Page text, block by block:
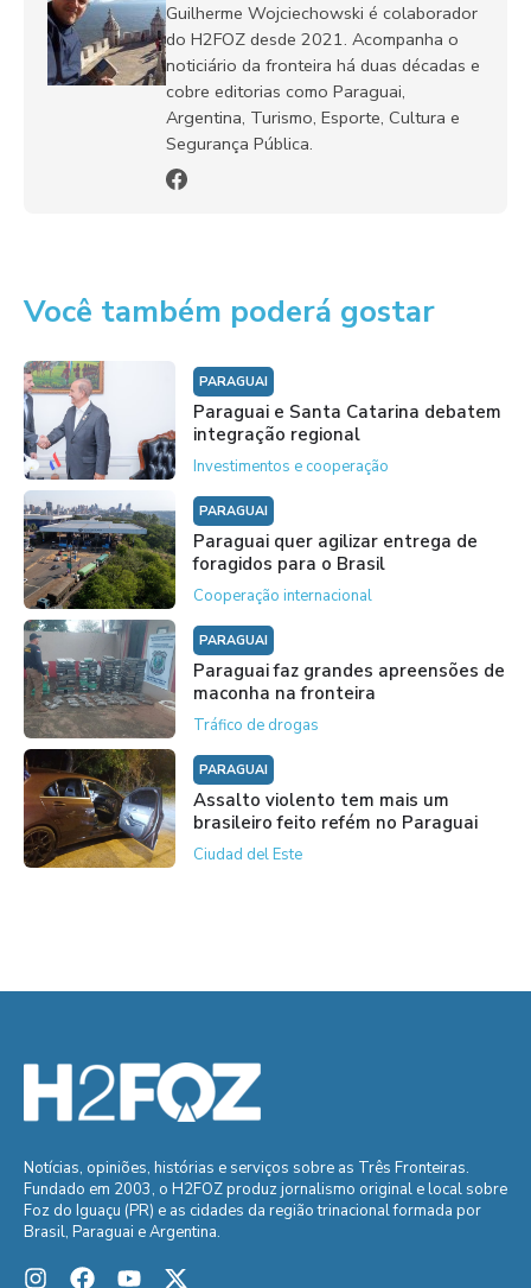
Guilherme Wojciechowski é colaborador
do H2FOZ desde 2021. Acompanha o
noticiário da fronteira há duas décadas e
cobre editorias como Paraguai,
Argentina, Turismo, Esporte, Cultura e
Segurança Pública.
Você também poderá gostar
PARAGUAI
Paraguai e Santa Catarina debatem
integração regional
Investimentos e cooperação
PARAGUAI
Paraguai quer agilizar entrega de
foragidos para o Brasil
Cooperação internacional
PARAGUAI
Paraguai faz grandes apreensões de
maconha na fronteira
Tráfico de drogas
PARAGUAI
Assalto violento tem mais um
brasileiro feito refém no Paraguai
Ciudad del Este
Notícias, opiniões, histórias e serviços sobre as Três Fronteiras.
Fundado em 2003, o H2FOZ produz jornalismo original e local sobre
Foz do Iguaçu (PR) e as cidades da região trinacional formada por
Brasil, Paraguai e Argentina.